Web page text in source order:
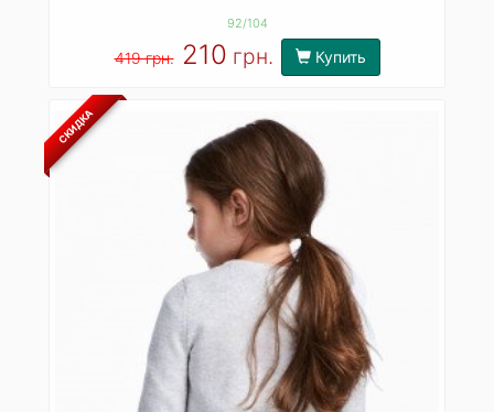
92/104
419 грн. 210 грн. Купить
СКИДКА